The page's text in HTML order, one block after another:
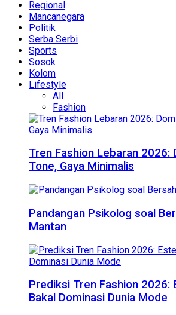
Regional
Mancanegara
Politik
Serba Serbi
Sports
Sosok
Kolom
Lifestyle
All
Fashion
Tren Fashion Lebaran 2026:
Tone, Gaya Minimalis
Pandangan Psikolog soal
Mantan
Prediksi Tren Fashion 2026:
Bakal Dominasi Dunia Mode